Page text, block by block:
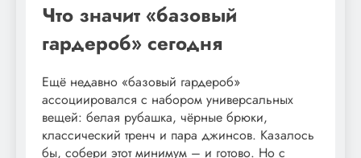
Что значит «базовый
гардероб» сегодня
Ещё недавно «базовый гардероб»
ассоциировался с набором универсальных
вещей: белая рубашка, чёрные брюки,
классический тренч и пара джинсов. Казалось
бы, собери этот минимум – и готово. Но с